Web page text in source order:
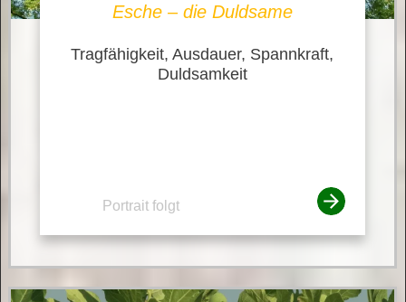
Esche – die Duldsame
Tragfähigkeit, Ausdauer, Spannkraft,
Duldsamkeit
Portrait folgt